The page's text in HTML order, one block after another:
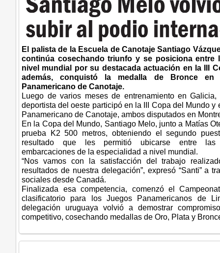
El palista de la Escuela de Canotaje Santiago
continúa cosechando triunfo y se posiciona entre
nivel mundial por su destacada actuación en la III
además, conquistó la medalla de Bronce en
Panamericano de Canotaje.
Luego de varios meses de entrenamiento en
deportista del oeste participó en la III Copa del Mundo y
Panamericano de Canotaje, ambos disputados en
En la Copa del Mundo, Santiago Melo, junto a Matías
prueba K2 500 metros, obteniendo el segundo
resultado que les permitió ubicarse entre las
embarcaciones de la especialidad a nivel mundial.
“Nos vamos con la satisfacción del trabajo
resultados de nuestra delegación”, expresó “Santi” a
sociales desde Canadá.
Finalizada esa competencia, comenzó el
clasificatorio para los Juegos Panamericanos de
delegación uruguaya volvió a demostrar
competitivo, cosechando medallas de Oro, Plata y